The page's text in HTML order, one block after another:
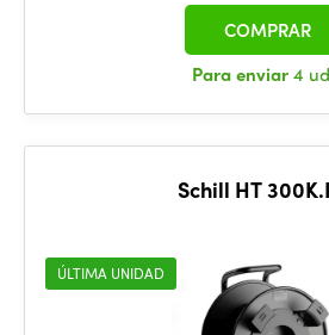
Para enviar4
COMPRAR
Schill HT
ÚLTIMA UNIDAD